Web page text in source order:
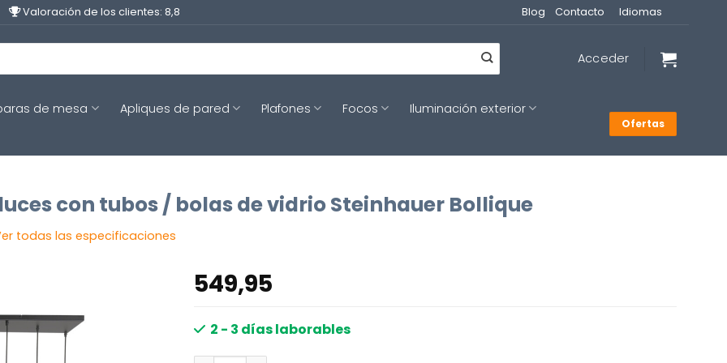
Valoración de los clientes: 8,8 Blog Contacto Idiomas
Acceder
de mesa Apliques de pared Plafones Focos
Iluminación exterior
Ofertas
con tubos / bolas de vidrio Steinhauer Bollique
todas las especificaciones
549,95
2 - 3 días laborables